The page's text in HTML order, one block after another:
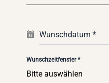
Wunschdatum *
Wunschzeitfenster*
Bitte auswählen